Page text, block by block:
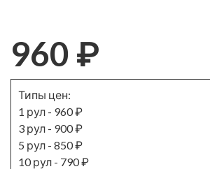
960 ₽
Типы цен:
1 рул - 960 ₽
3 рул - 900 ₽
5 рул - 850 ₽
10 рул - 790 ₽